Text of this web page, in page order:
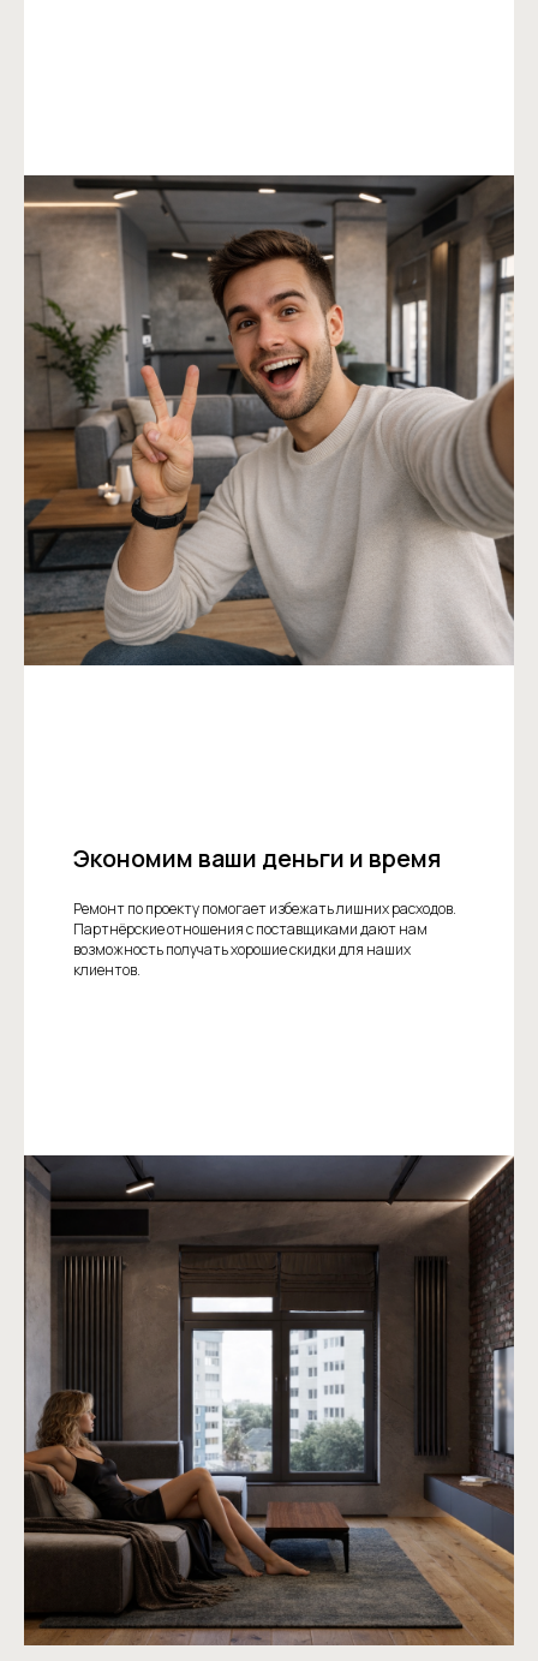
Экономим ваши деньги и время
Ремонт по проекту помогает избежать лишних расходов.
Партнёрские отношения с поставщиками дают нам
возможность получать хорошие скидки для наших
клиентов.